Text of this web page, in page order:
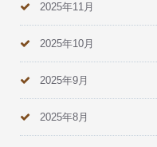
2025年11月
2025年10月
2025年9月
2025年8月